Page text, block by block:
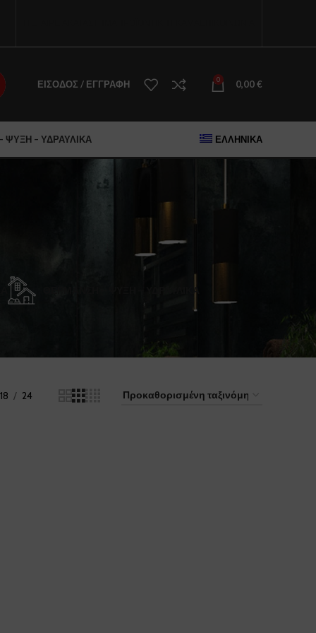
ΕΊΣΟΔΟΣ / ΕΓΓΡΑΦΉ 0 0,00€
ΨΎΞΗ – ΥΔΡΑΥΛΙΚΆ ΕΛΛΗΝΙΚΆ
ΘΈΡΜΑΝΣΗ – ΨΎΞΗ – ΥΔΡΑΥΛΙΚΆ
18 24